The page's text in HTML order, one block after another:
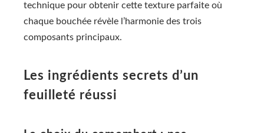
technique pour obtenir cette texture parfaite où
chaque bouchée révèle l’harmonie des trois
composants principaux.
Les ingrédients secrets d’un
feuilleté réussi